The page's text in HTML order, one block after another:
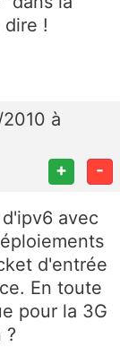
!
à
+ -
avec
d'entrée
En toute
pour la 3G
?